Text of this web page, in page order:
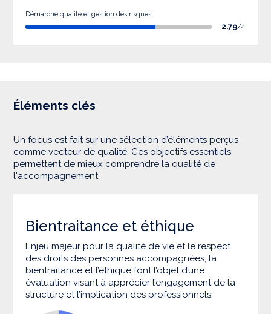
Démarche qualité et gestion des risques
2.79/4
Éléments clés
Un focus est fait sur une sélection d’éléments perçus
comme vecteur de qualité. Ces objectifs essentiels
permettent de mieux comprendre la qualité de
l'accompagnement.
Bientraitance et éthique
Enjeu majeur pour la qualité de vie et le respect
des droits des personnes accompagnées, la
bientraitance et l’éthique font l’objet d’une
évaluation visant à apprécier l’engagement de la
structure et l’implication des professionnels.